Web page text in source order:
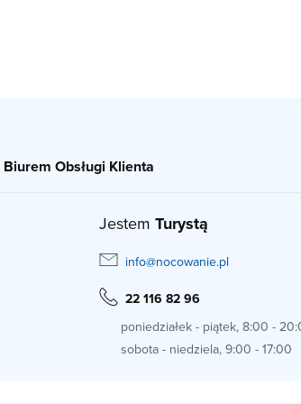
Biurem Obsługi Klienta
Jestem Turystą
info@nocowanie.pl
22 116 82 96
poniedziałek - piątek, 8:00 -
sobota - niedziela, 9:00 - 17:00